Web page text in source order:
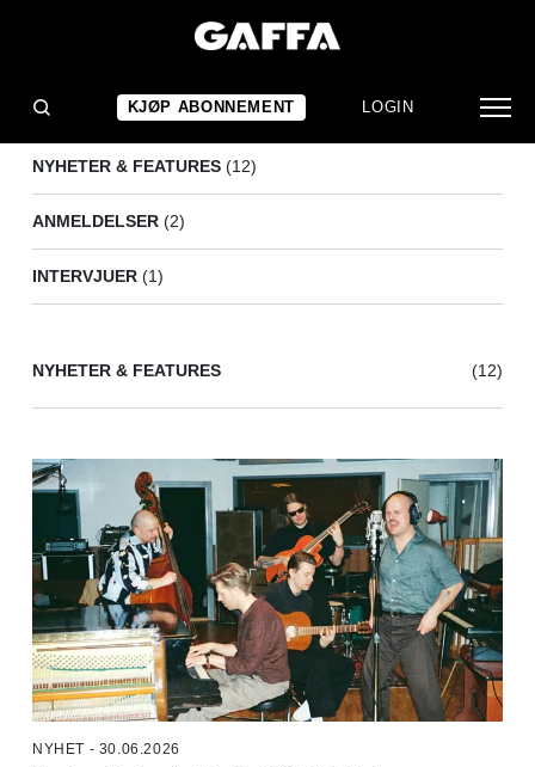
KJØP ABONNEMENT LOGIN
NYHETER & FEATURES (12)
ANMELDELSER (2)
INTERVJUER (1)
NYHETER & FEATURES (12)
NYHET - 30.06.2026